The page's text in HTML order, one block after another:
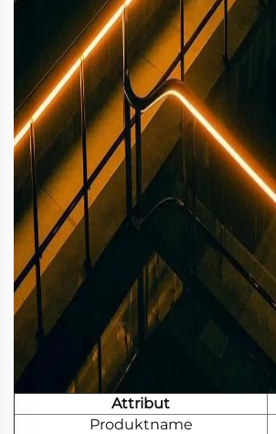
Attribut
Produktname